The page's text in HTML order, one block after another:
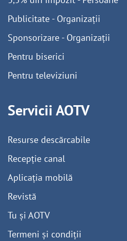
Publicitate - Organizații
Sponsorizare - Organizații
Pentru biserici
Pentru televiziuni
Servicii AOTV
Resurse descărcabile
Recepție canal
Aplicația mobilă
Revistă
Tu și AOTV
Termeni și condiții